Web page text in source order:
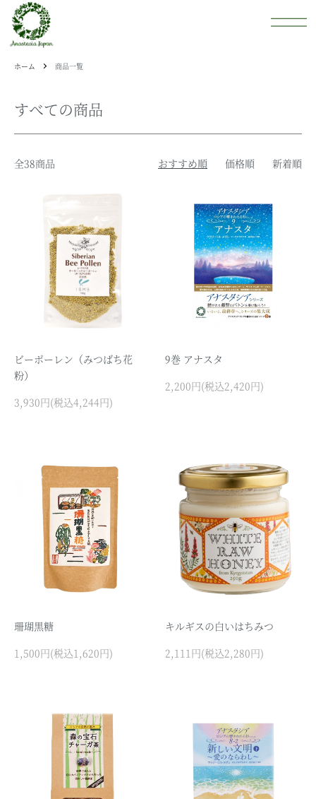
ホーム 商品一覧
すべての商品
全38商品 おすすめ順 価格順 新着順
ビーポーレン（みつばち花
粉）
3,930円(税込4,244円)
9巻 アナスタ
2,200円(税込2,420円)
珊瑚黒糖
1,500円(税込1,620円)
キルギスの白いはちみつ
2,111円(税込2,280円)